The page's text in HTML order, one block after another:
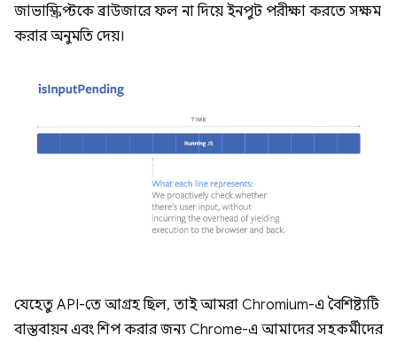
জাভাস্ক্রিপ্টকে ব্রাউজারে ফল না দিয়ে ইনপুট পরীক্ষা করতে সক্ষম
করার অনুমতি দেয়।
যেহেতু API-তে আগ্রহ ছিল, তাই আমরা Chromium-এ বৈশিষ্ট্যটি
বাস্তবায়ন এবং শিপ করার জন্য Chrome-এ আমাদের সহকর্মীদের